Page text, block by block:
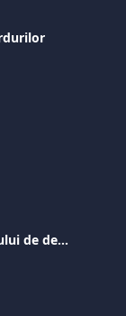
Litigii privind tranzacțiile - titularul cardului de debit viva.com